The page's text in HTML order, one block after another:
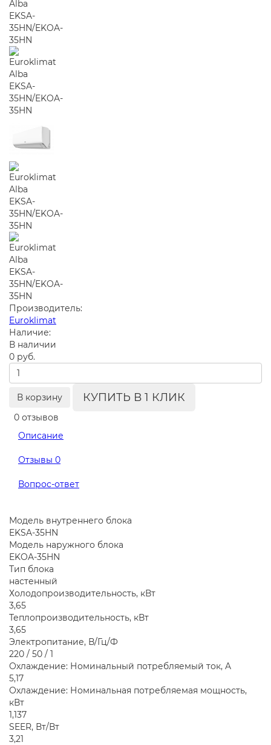
Производитель:
Euroklimat
Наличие:
В наличии
0 руб.
В корзину КУПИТЬ В 1 КЛИК
0 отзывов
Описание
Отзывы 0
Вопрос-ответ
Модель внутреннего блока
EKSA-35HN
Модель наружного блока
EKOA-35HN
Тип блока
настенный
Холодопроизводительность, кВт
3,65
Теплопроизводительность, кВт
3,65
Электропитание, В/Гц/Ф
220 / 50 / 1
Охлаждение: Номинальный потребляемый ток, A
5,17
Охлаждение: Номинальная потребляемая мощность,
кВт
1,137
SEER, Вт/Вт
3,21